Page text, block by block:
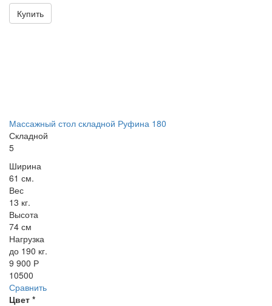
Купить
Массажный стол складной Руфина 180
Складной
5
Ширина
61 см.
Вес
13 кг.
Высота
74 см
Нагрузка
до 190 кг.
9 900 Р
10500
Сравнить
Цвет *